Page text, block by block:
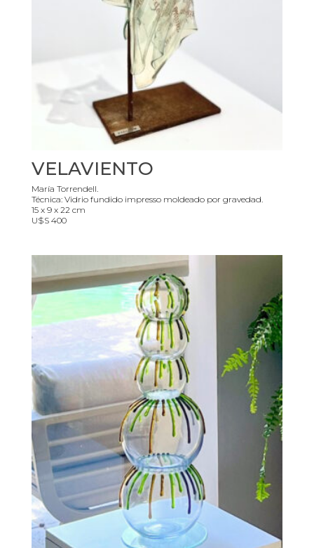
VELAVIENTO
María Torrendell.
Técnica: Vidrio fundido impresso moldeado por gravedad.
15 x 9 x 22 cm
U$S 400